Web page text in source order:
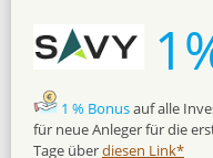
1 % Bonusauf alle
für neue Anleger für die
Tage überdiesen Link*